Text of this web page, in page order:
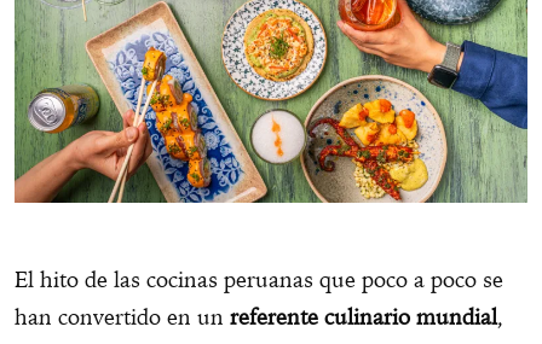
El hito de las cocinas peruanas que poco a poco se
han convertido en un referente culinario mundial,